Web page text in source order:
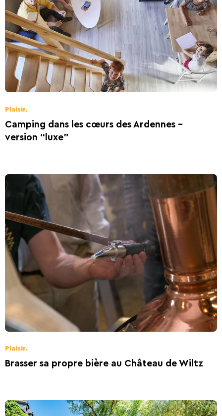
Ardennes
Plaisir.
Camping dans les cœurs des Ardennes -
version “luxe”
Plaisir.
Brasser sa propre bière au Château de Wiltz